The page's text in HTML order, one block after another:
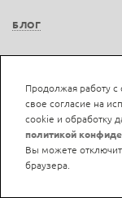
БЛОГ
© LAN-art.ru,
Положение
Продолжая работу
свое согласие на
cookie и обработку
политикой
Вы можете
браузера.